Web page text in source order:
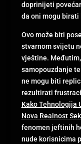
doprinijeti
da oni mogu birati
Ovo može biti
stvarnom svijetu
vještine.
samopouzdanje
ne mogu biti
rezultirati
Kako Tehnologija
Nova Realnost
fenomen jeftinih
nude korisnicima